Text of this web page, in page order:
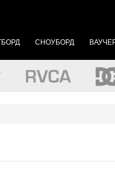
СНОУБОРД